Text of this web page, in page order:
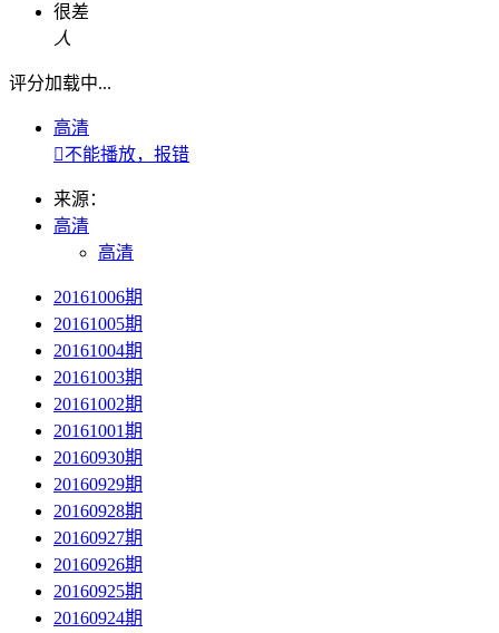
很差
人
评分加载中...
高清
不能播放，报错
来源：
高清
高清
20161006期
20161005期
20161004期
20161003期
20161002期
20161001期
20160930期
20160929期
20160928期
20160927期
20160926期
20160925期
20160924期